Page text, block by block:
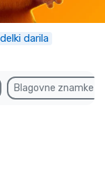
darila
Blagovne znamke